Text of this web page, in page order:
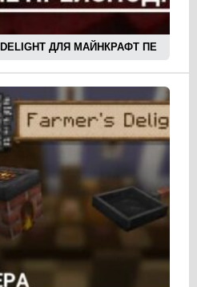
ДЛЯ МАЙНКРАФТ ПЕ